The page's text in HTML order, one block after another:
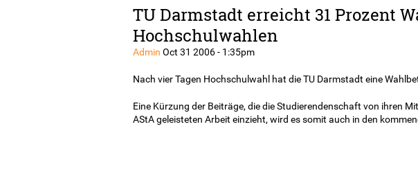
TU Darmstadt erreicht 31 Prozent
Hochschulwahlen
Admin Oct 31 2006 - 1:35pm
Nach vier Tagen Hochschulwahl hat die TU Darmstadt eine
Eine Kürzung der Beiträge, die die Studierendenschaft von ihren
AStA geleisteten Arbeit einzieht, wird es somit auch in den